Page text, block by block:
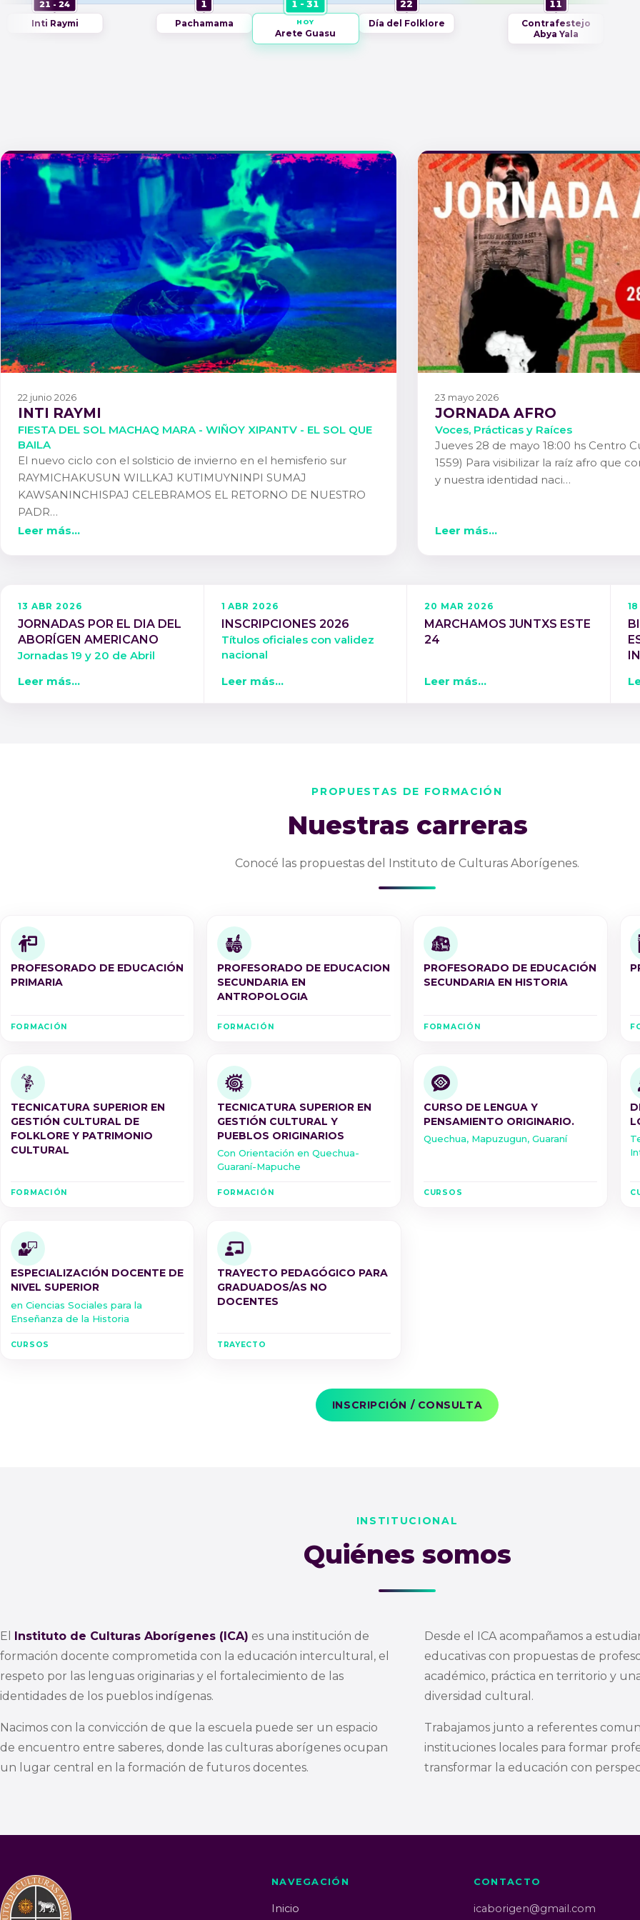
PUEBLO DE LA TOMA. ¡TRAE TU OFRENDA! Pachamamitay!! Sapa
killapi…
21 - 24
Inti Raymi
1
Pachamama
1 - 31
HOY
Arete Guasu
22
Día del Folklore
11
Contrafestejo
Abya Yala
22 junio 2026
INTI RAYMI
FIESTA DEL SOL MACHAQ MARA - WIÑOY XIPANTV - EL SOL QUE
BAILA
El nuevo ciclo con el solsticio de invierno en el hemisferio sur
RAYMICHAKUSUN WILLKAJ KUTIMUYNINPI SUMAJ
KAWSANINCHISPAJ CELEBRAMOS EL RETORNO DE NUESTRO
PADR…
Leer más...
23 mayo 2026
JORNADA AFRO
Voces, Prácticas y Raíces
Jueves 28 de mayo 18:00 hs Centro
1559) Para visibilizar la raíz afro que
y nuestra identidad naci…
Leer más...
13 ABR 2026
JORNADAS POR EL DIA DEL
ABORÍGEN AMERICANO
Jornadas 19 y 20 de Abril
Leer más...
1 ABR 2026
INSCRIPCIONES 2026
Títulos oficiales con validez
nacional
Leer más...
20 MAR 2026
MARCHAMOS JUNTXS ESTE
24
Leer más...
PROPUESTAS DE FORMACIÓN
Nuestras carreras
Conocé las propuestas del Instituto de Culturas Aborígenes.
PROFESORADO DE EDUCACIÓN
PRIMARIA
FORMACIÓN
PROFESORADO DE EDUCACION
SECUNDARIA EN
ANTROPOLOGIA
FORMACIÓN
PROFESORADO DE EDUCACIÓN
SECUNDARIA EN HISTORIA
FORMACIÓN
TECNICATURA SUPERIOR EN
GESTIÓN CULTURAL DE
FOLKLORE Y PATRIMONIO
CULTURAL
FORMACIÓN
TECNICATURA SUPERIOR EN
GESTIÓN CULTURAL Y
PUEBLOS ORIGINARIOS
Con Orientación en Quechua-
Guaraní-Mapuche
FORMACIÓN
CURSO DE LENGUA Y
PENSAMIENTO ORIGINARIO.
Quechua, Mapuzugun, Guaraní
CURSOS
ESPECIALIZACIÓN DOCENTE DE
NIVEL SUPERIOR
en Ciencias Sociales para la
Enseñanza de la Historia
CURSOS
TRAYECTO PEDAGÓGICO PARA
GRADUADOS/AS NO
DOCENTES
TRAYECTO
INSCRIPCIÓN / CONSULTA
INSTITUCIONAL
Quiénes somos
El Instituto de Culturas Aborígenes (ICA) es una institución de
formación docente comprometida con la educación intercultural, el
respeto por las lenguas originarias y el fortalecimiento de las
identidades de los pueblos indígenas.
Nacimos con la convicción de que la escuela puede ser un espacio
de encuentro entre saberes, donde las culturas aborígenes ocupan
un lugar central en la formación de futuros docentes.
Desde el ICA acompañamos a
educativas con propuestas de
académico, práctica en territorio y
diversidad cultural.
Trabajamos junto a referentes
instituciones locales para formar
transformar la educación con
NAVEGACIÓN
Inicio
CONTACTO
icaborigen@gmail.com